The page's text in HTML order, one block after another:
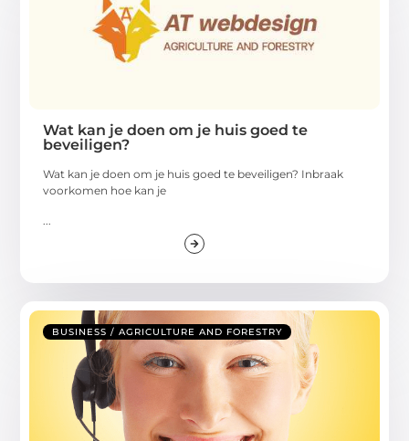
Wat kan je doen om je huis goed te
beveiligen?
Wat kan je doen om je huis goed te beveiligen? Inbraak
voorkomen hoe kan je
BUSINESS / AGRICULTURE AND FORESTRY